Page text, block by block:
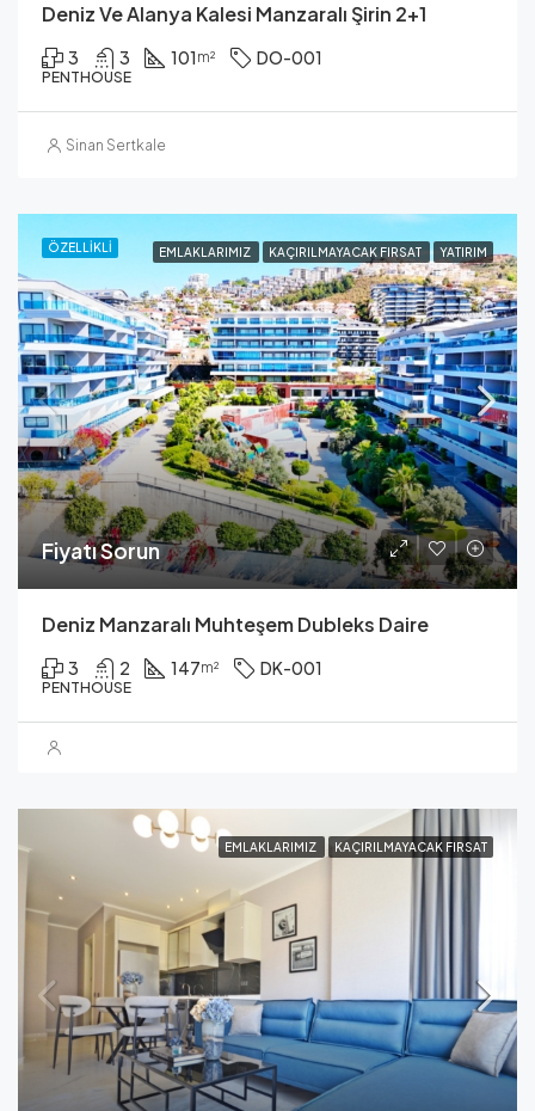
Deniz Ve Alanya Kalesi Manzaralı Şirin 2+1
3 3 101 m² DO-001
PENTHOUSE
Sinan Sertkale
ÖZELLIKLI EMLAKLARIMIZ KAÇIRILMAYACAK FIRSAT YATIRIM
Fiyatı Sorun
Deniz Manzaralı Muhteşem Dubleks Daire
3 2 147m² DK-001
PENTHOUSE
EMLAKLARIMIZ KAÇIRILMAYACAK FIRSAT